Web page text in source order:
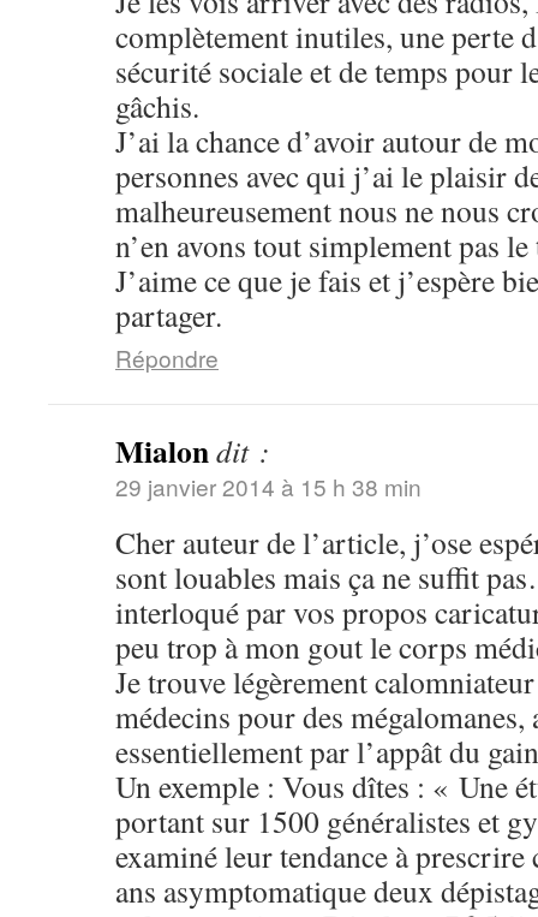
complètement inutiles, une perte
sécurité sociale et de temps pour
gâchis.
J’ai la chance d’avoir autour de
personnes avec qui j’ai le plaisir
malheureusement nous ne nous
n’en avons tout simplement pas le
J’aime ce que je fais et j’espère
partager.
Répondre
Mialondit :
29 janvier 2014 à 15 h 38 min
Cher auteur de l’article, j’ose
sont louables mais ça ne suffit
interloqué par vos propos
peu trop à mon gout le corps
Je trouve légèrement
médecins pour des
essentiellement par l’appât du
Un exemple : Vous dîtes : « Une
portant sur 1500 généralistes et
examiné leur tendance à prescrire
ans asymptomatique deux